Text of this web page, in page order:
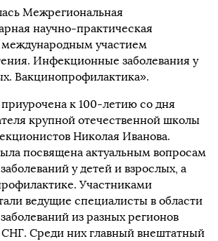
Межрегиональная
научно-практическая
участием
Инфекционные заболевания у
Вакцинопрофилактика».
к 100-летию со дня
крупной отечественной школы
Николая Иванова.
посвящена актуальным вопросам
у детей и взрослых, а
Участниками
ведущие специалисты в области
из разных регионов
Среди них главный внештатный